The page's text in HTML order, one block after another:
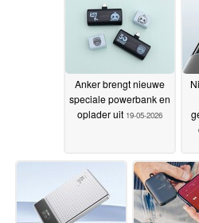
Anker brengt nieuwe
speciale powerbank en
oplader uit 19-05-2026